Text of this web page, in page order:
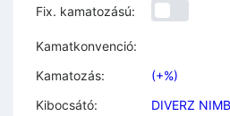
Fix. kamatozású:
Kamatkonvenció:
Kamatozás:
(+%)
Kibocsátó:
DIVERZ